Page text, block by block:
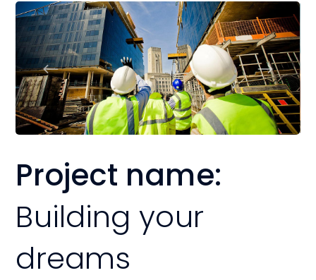
Project name:
Building your
dreams